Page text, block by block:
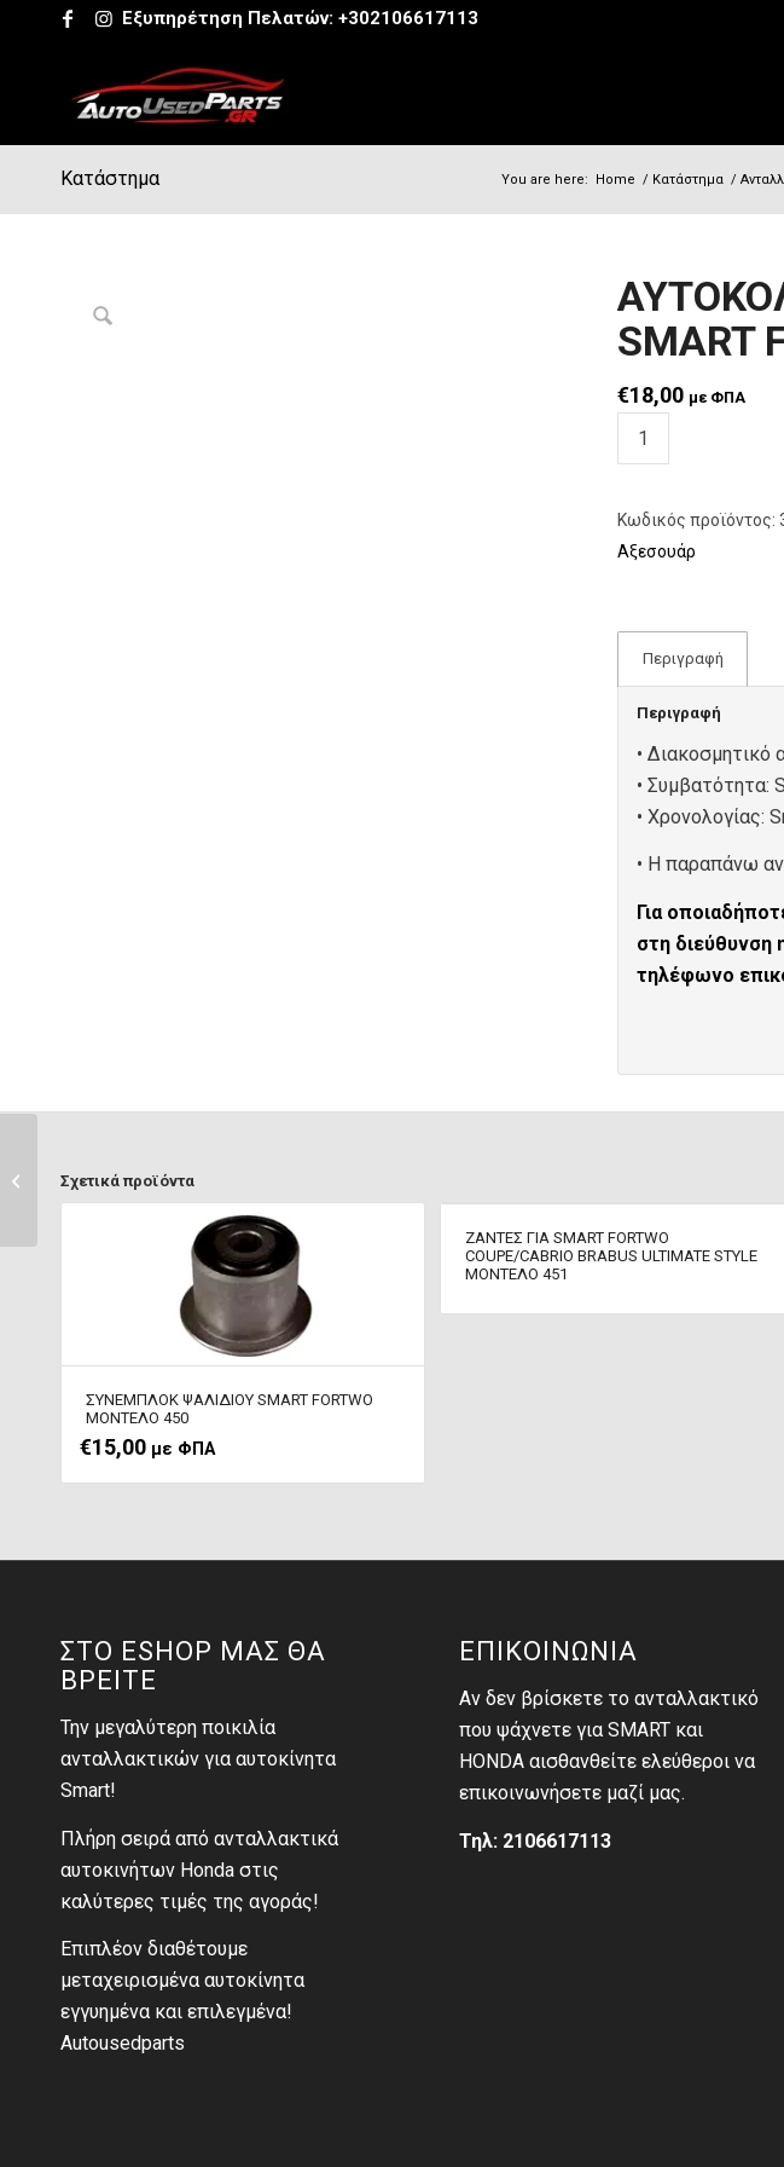
Εξυπηρέτηση Πελατών: +302106617113
Κατάστημα You are here: Home / Κατάστημα /
SMART
€18,00 με ΦΠΑ
Κωδικός προϊόντος:
Αξεσουάρ
Περιγραφή
Περιγραφή
•
• Συμβατότητα:
• Xρονολογίας:
• Η παραπάνω
Για
στη διεύθυνση
τηλέφωνο
Σχετικά προϊόντα
ΣΥΝΕΜΠΛΟΚ ΨΑΛΙΔΙΟΥ SMART FORTWO
ΜΟΝΤΕΛΟ 450
€15,00 με ΦΠΑ
ΖΑΝΤΕΣ ΓΙΑ SMART FORTWO
COUPE/CABRIO BRABUS ULTIMATE STYLE
ΜΟΝΤΕΛΟ 451
ΣΤΟ ESHOP ΜΑΣ ΘΑ
ΒΡΕΙΤΕ
Την μεγαλύτερη ποικιλία
ανταλλακτικών για αυτοκίνητα
Smart!
Πλήρη σειρά από ανταλλακτικά
αυτοκινήτων Honda στις
καλύτερες τιμές της αγοράς!
Επιπλέον διαθέτουμε
μεταχειρισμένα αυτοκίνητα
εγγυημένα και επιλεγμένα!
Autousedparts
ΕΠΙΚΟΙΝΩΝΙΑ
Αν δεν βρίσκετε το ανταλλακτικό
που ψάχνετε για SMART και
HONDA αισθανθείτε ελεύθεροι να
επικοινωνήσετε μαζί μας.
Τηλ: 2106617113
ΟΠΙΣΘΙΑ SMART
FORTWO ΜΟΝΤΕΛΟ ...